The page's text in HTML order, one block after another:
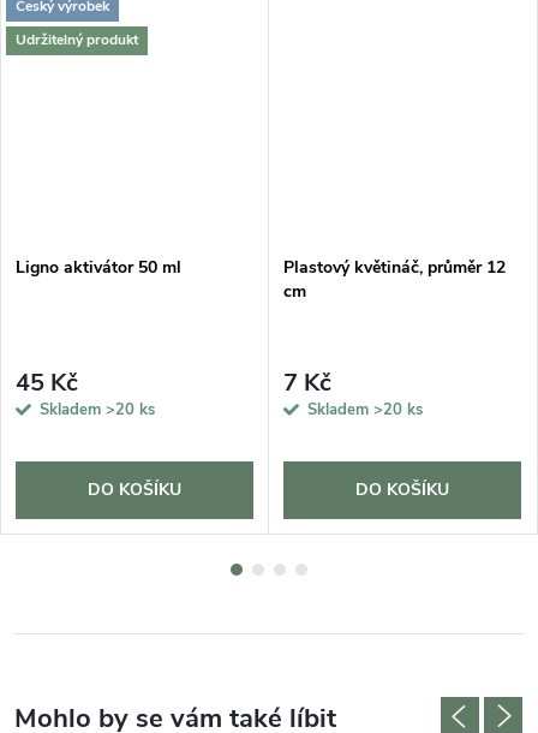
Český výrobek
Udržitelný produkt
Ligno aktivátor 50 ml
45 Kč
Skladem >20 ks
DO KOŠÍKU
Plastový květináč, průměr 12
cm
7 Kč
Skladem >20 ks
DO KOŠÍKU